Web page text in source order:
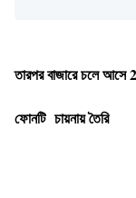
তারপর বাজারে চলে
ফোনটি চায়নায় তৈরি